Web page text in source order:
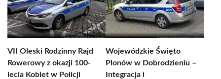
VII Oleski Rodzinny Rajd
Rowerowy z okazji 100-
lecia Kobiet w Policji
Wojewódzkie Święto
Plonów w Dobrodzieniu –
Integracja i